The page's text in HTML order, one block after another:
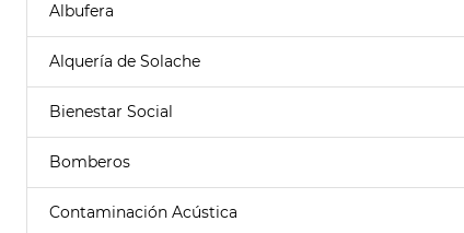
Albufera
Alquería de Solache
Bienestar Social
Bomberos
Contaminación Acústica